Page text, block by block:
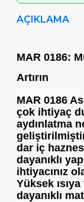
AÇIKLAMA
MAR 0186:
Artırın
MAR 0186
çok ihtiyaç
aydınlatma
dar iç
dayanıklı
ihtiyacınız
Yüksek
dayanıklı